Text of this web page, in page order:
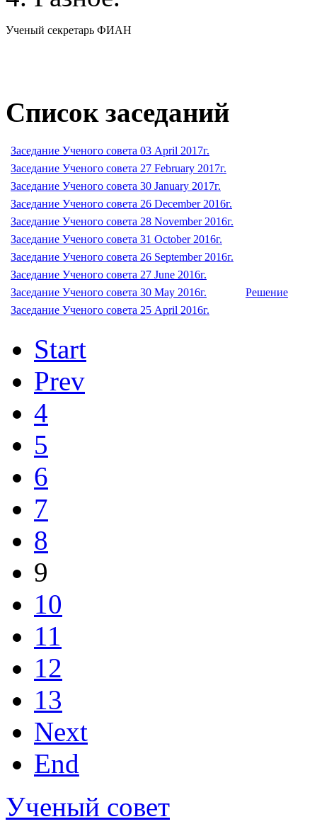
Ученый секретарь ФИАН
Список заседаний
Заседание Ученого совета 03 April 2017г.
Заседание Ученого совета 27 February 2017г.
Заседание Ученого совета 30 January 2017г.
Заседание Ученого совета 26 December 2016г.
Заседание Ученого совета 28 November 2016г.
Заседание Ученого совета 31 October 2016г.
Заседание Ученого совета 26 September 2016г.
Заседание Ученого совета 27 June 2016г.
Заседание Ученого совета 30 May 2016г.
Решение
Заседание Ученого совета 25 April 2016г.
Start
Prev
4
5
6
7
8
9
10
11
12
13
Next
End
Ученый совет